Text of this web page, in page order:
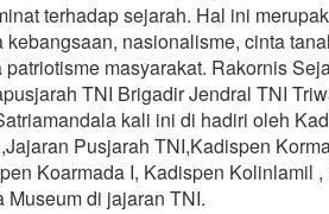
terhadap sejarah. Hal ini
nasionalisme, cinta
masyarakat. Rakornis
TNI Brigadir Jendral TNI
kali ini di hadiri oleh
Pusjarah TNI,Kadispen
Koarmada I, Kadispen Kolinlamil
di jajaran TNI.